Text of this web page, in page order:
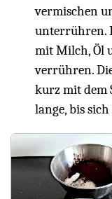
vermischen
unterrühren.
mit Milch, Öl
verrühren.
kurz mit dem
lange, bis